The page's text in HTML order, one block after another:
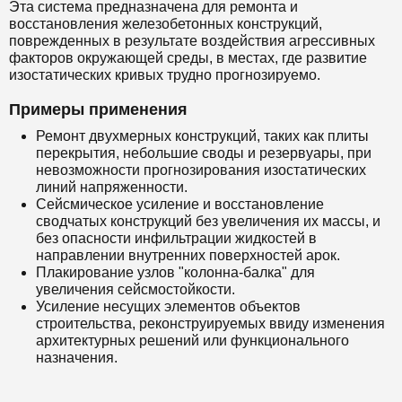
Эта система предназначена для ремонта и
восстановления железобетонных конструкций,
поврежденных в результате воздействия агрессивных
факторов окружающей среды, в местах, где развитие
изостатических кривых трудно прогнозируемо.
Примеры применения
Ремонт двухмерных конструкций, таких как плиты
перекрытия, небольшие своды и резервуары, при
невозможности прогнозирования изостатических
линий напряженности.
Сейсмическое усиление и восстановление
сводчатых конструкций без увеличения их массы, и
без опасности инфильтрации жидкостей в
направлении внутренних поверхностей арок.
Плакирование узлов "колонна-балка" для
увеличения сейсмостойкости.
Усиление несущих элементов объектов
строительства, реконструируемых ввиду изменения
архитектурных решений или функционального
назначения.